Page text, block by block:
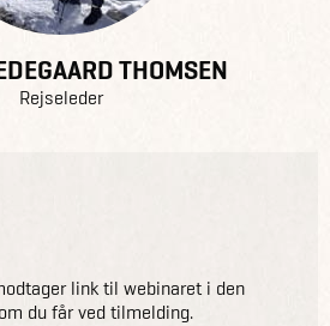
destinationen. Vi anbefaler
og muligheder på din
THOMSEN
Rejseleder
link til webinaret i den
du får ved tilmelding.